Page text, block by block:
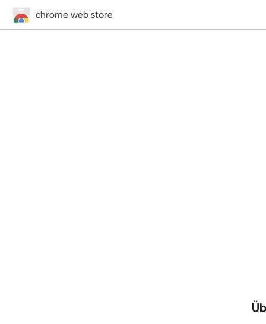
chrome web store